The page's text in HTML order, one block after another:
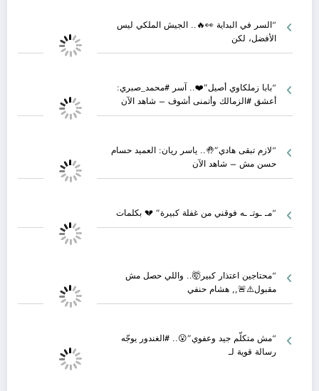
“السر في البداية 👀🔥.. الجيش الملكي ليس
الأفضل، لكن
“بابا زملكاوي أصيل”❤️.. آسر #محمد_صبري:
أعشق #الزمالك وأتمنى أشوف – شاهد الآن
“لازم تبقى هادي”🤚.. ياسر ريان: العميد حسام
حسن مش – شاهد الآن
“مـ ـوتـ ـه فوقني من غفلة كبيرة” 💔 بكلمات
“محتاجين اعتذار كبير🤯.. واللي حصل مش
مقبول⚠️🚨,, هشام حنفي
“مش متكلّم جيد وعفوي”😮.. #الغندور يوجّه
رسالة قوية لـ